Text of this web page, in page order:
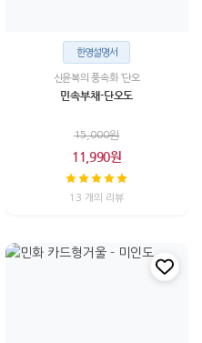
한영설명서
신윤복의 풍속화 ‘단오
민속부채-단오도
15,000원
11,990원
13 개의 리뷰